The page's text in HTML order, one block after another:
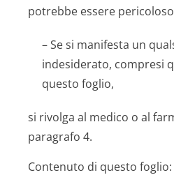
potrebbe essere
– Se si manifesta un
indesiderato, compresi
questo foglio,
si rivolga al medico o al
paragrafo 4.
Contenuto di questo foglio: